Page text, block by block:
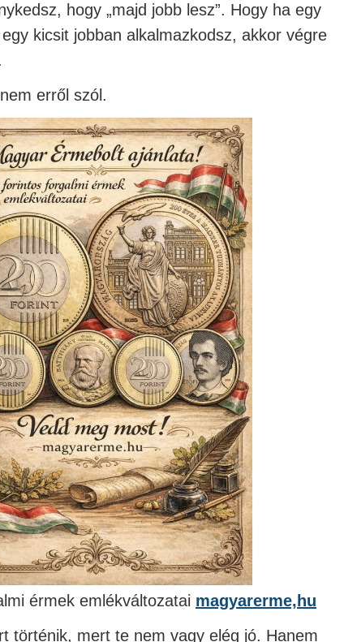
hogy „majd jobb lesz”. Hogy ha egy
kicsit jobban alkalmazkodsz, akkor végre
erről szól.
érmek emlékváltozatai magyarerme,hu
történik, mert te nem vagy elég jó. Hanem